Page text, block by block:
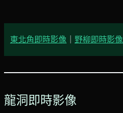
東北角即時影像 野柳即時影像
龍洞即時影像